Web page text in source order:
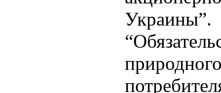
Украины”.